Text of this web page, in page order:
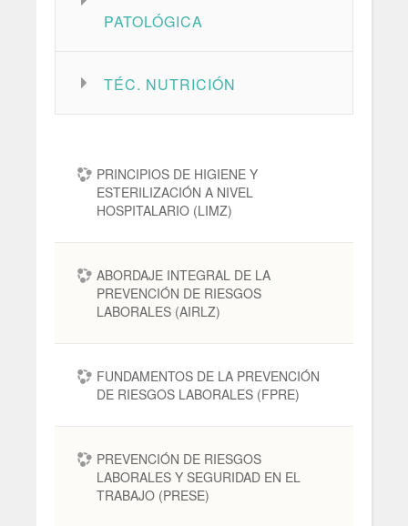
PATOLÓGICA
TÉC. NUTRICIÓN
PRINCIPIOS DE HIGIENE Y
ESTERILIZACIÓN A NIVEL
HOSPITALARIO (LIMZ)
ABORDAJE INTEGRAL DE LA
PREVENCIÓN DE RIESGOS
LABORALES (AIRLZ)
FUNDAMENTOS DE LA PREVENCIÓN
DE RIESGOS LABORALES (FPRE)
PREVENCIÓN DE RIESGOS
LABORALES Y SEGURIDAD EN EL
TRABAJO (PRESE)